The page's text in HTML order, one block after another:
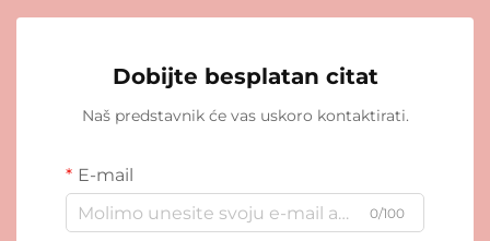
Dobijte besplatan citat
Naš predstavnik će vas uskoro kontaktirati.
E-mail
0/100